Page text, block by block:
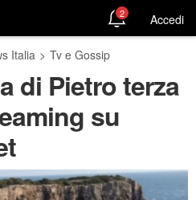
2 Accedi
Italia > Tv e Gossip
di Pietro terza
su